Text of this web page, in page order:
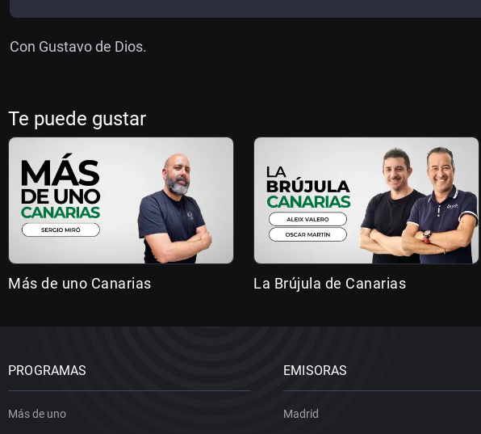
Con Gustavo de Dios.
Te puede gustar
Más de uno Canarias La Brújula de Canarias
PROGRAMAS
Más de uno
EMISORAS
Madrid